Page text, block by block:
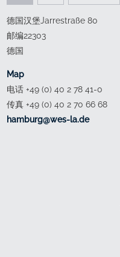
德国汉堡Jarrestraße 80
邮编22303
德国
Map
电话 +49 (0) 40 2 78 41-0
传真 +49 (0) 40 2 70 66 68
ed.al-sew@grubmah